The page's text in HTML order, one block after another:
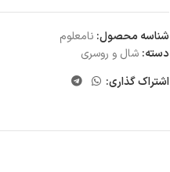
شناسه محصول: نامعلوم
دسته: شال و روسری
اشتراک گذاری: